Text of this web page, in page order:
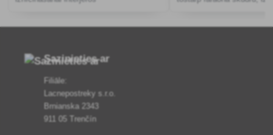
Sazinieties ar
Filiāle:
Lacnepostreky s.r.o.
Brnianska 2343
911 05 Trenčín